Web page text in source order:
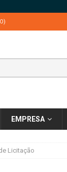
EMPRESA
Licitação